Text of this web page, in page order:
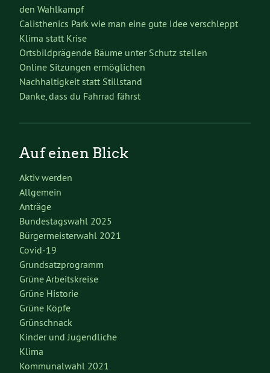
den Wahlkampf
Calisthenics Park wie man eine gute Idee verschleppt
Klima statt Krise
Ortsbildprägende Bäume unter Schutz stellen
Online Sitzungen ermöglichen
Nachhaltigkeit statt Stillstand
Danke, dass du Fahrrad fährst
Auf einen Blick
Aktiv werden
Allgemein
Anträge
Bundestagswahl 2025
Bürgermeisterwahl 2021
Covid-19
Grundsatzprogramm
Grüne Arbeitskreise
Grüne Historie
Grüne Köpfe
Grünschnack
Kinder und Jugendliche
Klima
Kommunalwahl 2021